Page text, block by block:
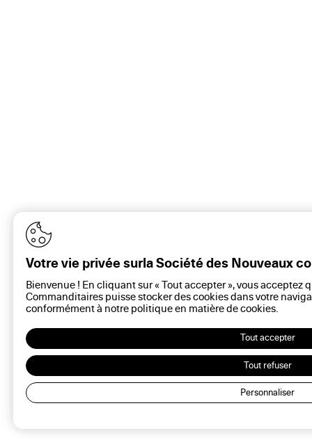
Votre vie privée surla Société des Nouveaux
Bienvenue ! En cliquant sur « Tout accepter », vous acceptez
Commanditaires puisse stocker des cookies dans votre
conformément à notre politique en matière decookies.
Tout accepter
Tout refuser
Personnaliser